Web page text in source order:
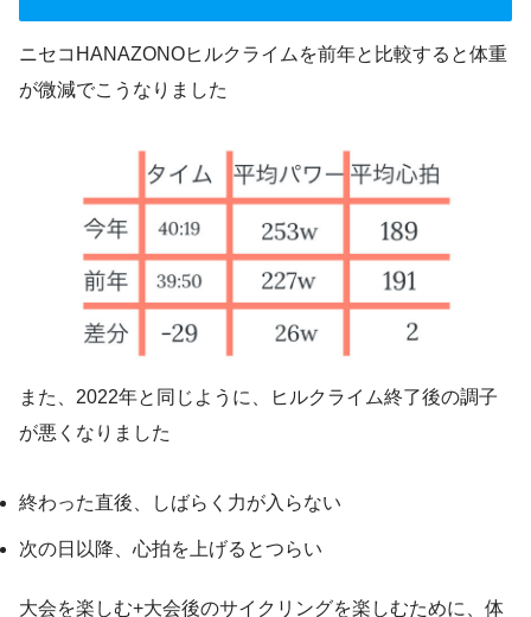
ニセコHANAZONOヒルクライムを前年と比較すると体重
が微減でこうなりました
また、2022年と同じように、ヒルクライム終了後の調子
が悪くなりました
終わった直後、しばらく力が入らない
次の日以降、心拍を上げるとつらい
大会を楽しむ+大会後のサイクリングを楽しむために、体